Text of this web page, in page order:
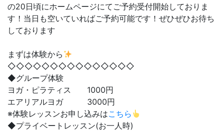
の20日頃にホームページにてご予約受付開始しておりま
す！当日も空いていればご予約可能です！ぜひぜひお待ち
しております
まずは体験から
◇◇◇◇◇◇◇◇◇◇◇◇◇◇◇
◆グループ体験
ヨガ・ピラティス 1000円
エアリアルヨガ 3000円
※体験レッスンお申し込みはこちら
◆プライベートレッスン(お一人時)